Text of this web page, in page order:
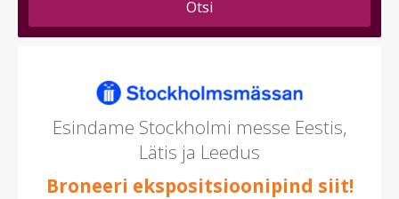
valida
Esindame Stockholmi messe Eestis,
Lätis ja Leedus
Broneeri ekspositsioonipind siit!